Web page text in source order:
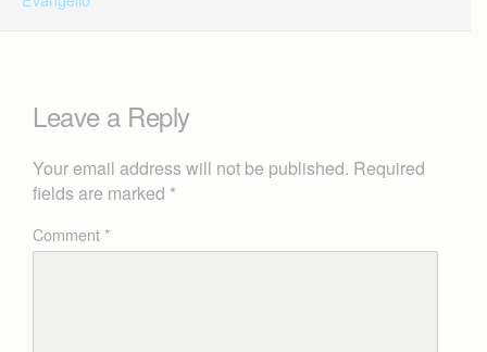
Leave a Reply
Your email address will not be published. Required
fields are marked *
Comment*